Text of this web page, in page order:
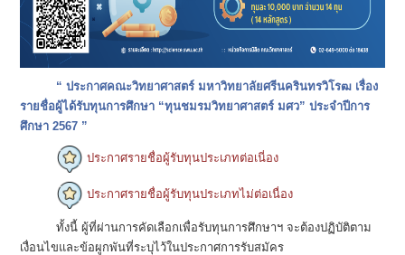
“ ประกาศคณะวิทยาศาสตร์ มหาวิทยาลัยศรีนครินทรวิโรฒ เรื่อง
รายชื่อผู้ได้รับทุนการศึกษา “ทุนชมรมวิทยาศาสตร์ มศว” ประจำปีการ
ศึกษา 2567 ”
ประกาศรายชื่อผู้รับทุนประเภทต่อเนี่อง
ประกาศรายชื่อผู้รับทุนประเภทไม่ต่อเนื่อง
ทั้งนี้ ผู้ที่ผ่านการคัดเลือกเพื่อรับทุนการศึกษาฯ จะต้องปฏิบัติตาม
เงื่อนไขและข้อผูกพันที่ระบุไว้ในประกาศการรับสมัคร